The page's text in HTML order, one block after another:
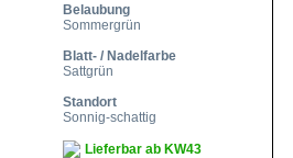
Belaubung
Sommergrün
Blatt- / Nadelfarbe
Sattgrün
Standort
Sonnig-schattig
Lieferbar ab KW43